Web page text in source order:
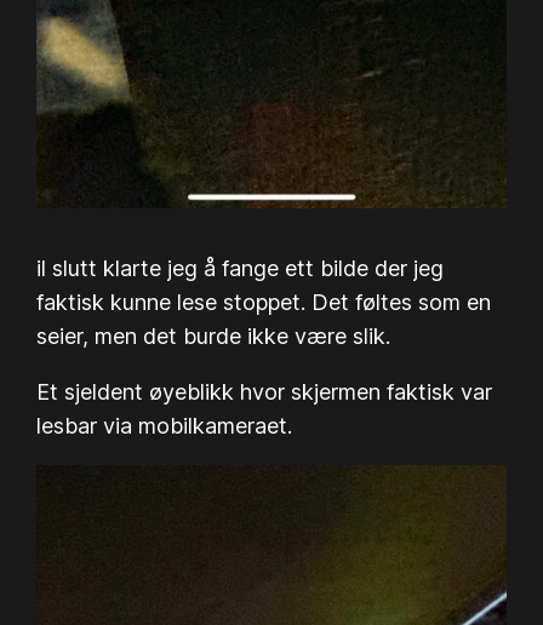
il slutt klarte jeg å fange ett bilde der jeg
faktisk kunne lese stoppet. Det føltes som en
seier, men det burde ikke være slik.
Et sjeldent øyeblikk hvor skjermen faktisk var
lesbar via mobilkameraet.